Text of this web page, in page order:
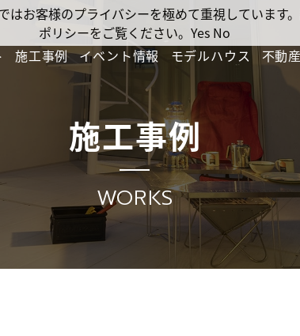
施工事例 イベント情報 モデルハウス 不動
施工事例
WORKS
お客様のプライバシーを極めて重視していま
ポリシーをご覧ください。 Yes No